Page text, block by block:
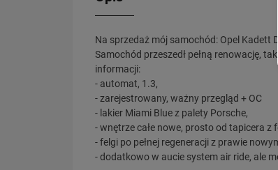
Na sprzedaż mój samochód: Opel Kadett
Samochód przeszedł pełną renowację,
informacji:
- automat, 1.3,
- zarejestrowany, ważny przegląd + OC
- lakier Miami Blue z palety Porsche,
- wnętrze całe nowe, prosto od tapicera z
- felgi po pełnej regeneracji z prawie
- dodatkowo w aucie system air ride, ale